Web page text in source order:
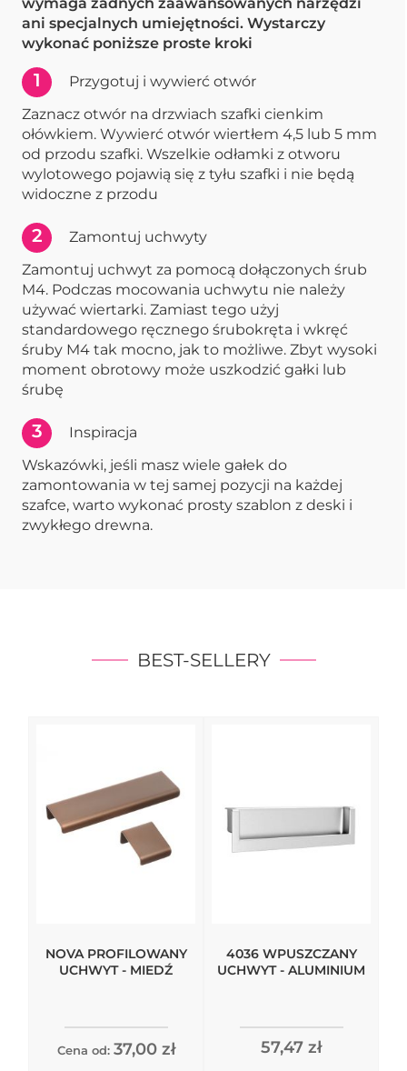
ani specjalnych umiejętności. Wystarczy
wykonać poniższe proste kroki
1
Przygotuj i wywierć otwór
Zaznacz otwór na drzwiach szafki cienkim
ołówkiem. Wywierć otwór wiertłem 4,5 lub 5 mm
od przodu szafki. Wszelkie odłamki z otworu
wylotowego pojawią się z tyłu szafki i nie będą
widoczne z przodu
2
Zamontuj uchwyty
Zamontuj uchwyt za pomocą dołączonych śrub
M4. Podczas mocowania uchwytu nie należy
używać wiertarki. Zamiast tego użyj
standardowego ręcznego śrubokręta i wkręć
śruby M4 tak mocno, jak to możliwe. Zbyt wysoki
moment obrotowy może uszkodzić gałki lub
śrubę
3
Inspiracja
Wskazówki, jeśli masz wiele gałek do
zamontowania w tej samej pozycji na każdej
szafce, warto wykonać prosty szablon z deski i
zwykłego drewna.
BEST-SELLERY
NOVA PROFILOWANY
UCHWYT - MIEDŹ
Cena od: 37,00 zł
4036 WPUSZCZANY
UCHWYT - ALUMINIUM
57,47 zł